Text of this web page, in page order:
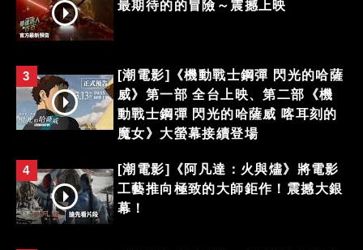
最期待的的冒險～震撼上映
3
[潮電影]《機動戰士鋼彈 閃光的哈薩
威》第一部 全台上映、第二部《機
動戰士鋼彈 閃光的哈薩威 喀耳刻的
魔女》大螢幕接續登場
4
[潮電影]《阿凡達：火與燼》將電影
工藝推向極致的大師鉅作！震撼大銀
幕！